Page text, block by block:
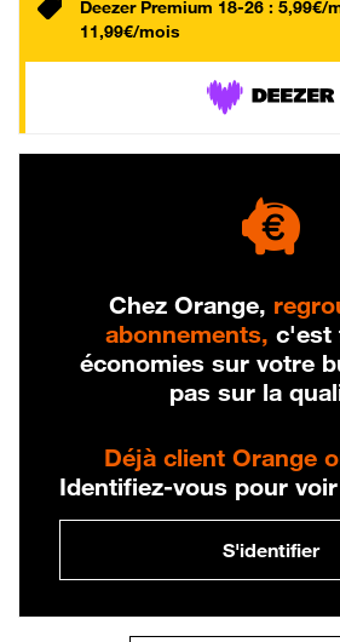
Deezer Premium 18-26 : 5,99€/
11,99€/mois
Chez Orange,
abonnements, c'est
économies sur votre
pas sur la
Déjà client Orange
Identifiez-vous pour
S'identifier